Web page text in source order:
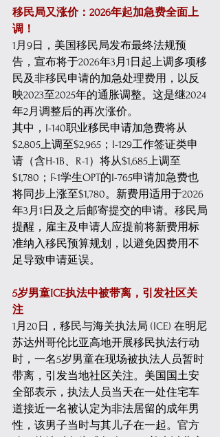
移民局又涨价：2026年起加急费全面上
调！
1月9日，美国移民局发布最终法规预
告，宣布将于2026年3月1日起上调多项移
民及非移民申请的加急处理费用，以反
映2023至2025年的通胀调整。这是继2024
年2月调整后的再次涨价。
其中，I-140职业移民申请加急费将从
$2,805上调至$2,965；I-129工作签证类申
请（含H-1B、R-1）将从$1,685上调至
$1,780；F-1学生OPT的I-765申请加急费也
将同步上涨至$1,780。新费用适用于2026
年3月1日及之后邮寄提交的申请。移民局
提醒，雇主及申请人应提前将新费用标
准纳入移民预算规划，以避免因费用不
足导致申请延误。
5岁男童ICE执法中被带离，引发社区关
注
1月20日，移民与海关执法局 (ICE) 在明尼
苏达州哥伦比亚高地开展移民执法行动
时，一名5岁男童在现场被执法人员暂时
带离，引发当地社区关注。美国国土安
全部表示，执法人员当天在一处住宅车
道接近一名被认定为非法居留的成年男
性，该男子当时与其儿子在一起。官方